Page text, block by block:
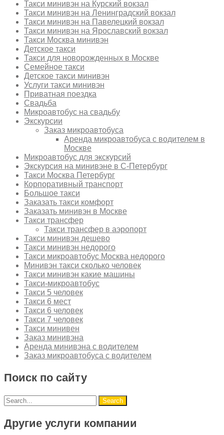
Такси минивэн на Курский вокзал
Такси минивэн на Ленинградский вокзал
Такси минивэн на Павелецкий вокзал
Такси минивэн на Ярославский вокзал
Такси Москва минивэн
Детское такси
Такси для новорожденных в Москве
Семейное такси
Детское такси минивэн
Услуги такси минивэн
Приватная поездка
Свадьба
Микроавтобус на свадьбу
Экскурсии
Заказ микроавтобуса
Аренда микроавтобуса с водителем в
Москве
Микроавтобус для экскурсий
Экскурсия на минивэне в С-Петербург
Такси Москва Петербург
Корпоративный транспорт
Большое такси
Заказать такси комфорт
Заказать минивэн в Москве
Такси трансфер
Такси трансфер в аэропорт
Такси минивэн дешево
Такси минивэн недорого
Такси микроавтобус Москва недорого
Минивэн такси сколько человек
Такси минивэн какие машины
Такси-микроавтобус
Такси 5 человек
Такси 6 мест
Такси 6 человек
Такси 7 человек
Такси минивен
Заказ минивэна
Аренда минивэна с водителем
Заказ микроавтобуса с водителем
Поиск по сайту
Другие услуги компании